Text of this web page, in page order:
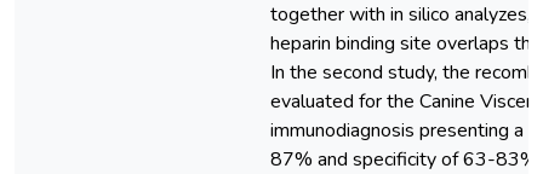
together with in silico analyzes,
heparin binding site overlaps
In the second study, the
evaluated for the Canine
immunodiagnosis presenting a
87% and specificity of 63-